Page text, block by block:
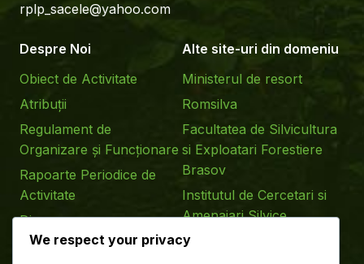
rplp_sacele@yahoo.com
Despre Noi
Obiect de Activitate
Atribuții
Regulament de
Organizare și Funcționare
Rapoarte Periodice de
Activitate
Diverse
Alte site-uri din domeniu
Ministerul de resort
Romsilva
Facultatea de Silvicultura
si Exploatari Forestiere
Brasov
Institutul de Cercetari si
Amenajari Silvice
Parcul National Piatra
We respect your privacy